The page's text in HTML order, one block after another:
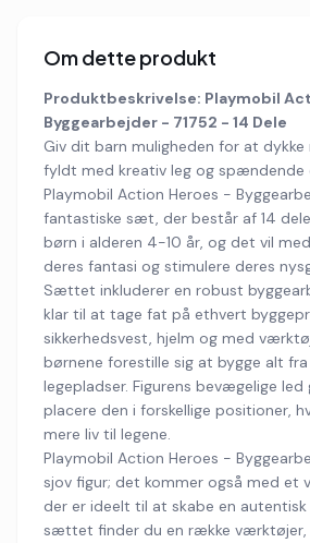
Om dette produkt
Produktbeskrivelse: Playmobil
Byggearbejder - 71752 - 14 Dele
Giv dit barn muligheden for at dykke
fyldt med kreativ leg og spændende
Playmobil Action Heroes -
fantastiske sæt, der består af 14
børn i alderen 4-10 år, og det vil
deres fantasi og stimulere deres
Sættet inkluderer en robust
klar til at tage fat på ethvert
sikkerhedsvest, hjelm og med
børnene forestille sig at bygge alt
legepladser. Figurens bevægelige
placere den i forskellige positioner,
mere liv til legene.
Playmobil Action Heroes -
sjov figur; det kommer også med et
der er ideelt til at skabe en autentisk
sættet finder du en række værktøjer,